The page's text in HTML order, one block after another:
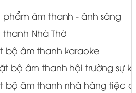
phẩm âm thanh - ánh sáng
Nhà Thờ
bộ âm thanh karaoke
bộ âm thanh hội trường sự
bộ âm thanh nhà hàng tiệc